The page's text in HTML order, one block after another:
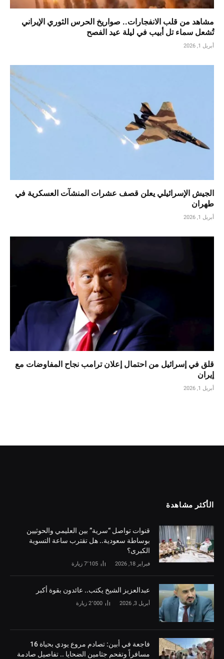
مشاهد من قلب الانفجارات.. صواريخ الحرس الثوري الإيراني
تُشعل سماء تل أبيب في ليلة عيد الفصح
أبريل 1, 2026
الجيش الإسرائيلي يعلن قصف عشرات المنشآت العسكرية في
طهران
أبريل 1, 2026
قلق في إسرائيل من احتمال إعلان ترامب نجاح المفاوضات مع
إيران
أبريل 1, 2026
الأكثر مشاهدة
قنوات تواصل “سرية” بين العليمي والحوثيين
بوساطة سعودية.. هل تقترب ساعة التسوية
الكبرى؟
فبراير 18, 2026 7٬105 زيارة
‏عبدالعزيز الشيخ يكتب.. عائدون بقوة أكبر
أبريل 3, 2026 2٬000 زيارة
فاجعة في أبين: تصادم مروع يودي بحياة 16
مسافراً وتفحم جثامين الضحايا .. تفاصيل صادمة